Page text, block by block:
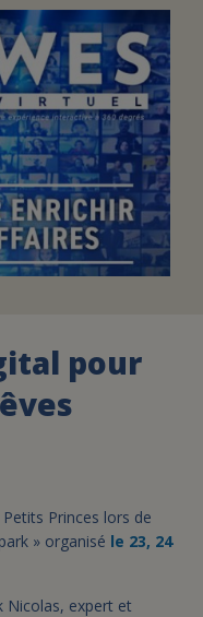
DEVENIR
UN PETIT PRINCE
pour
Princes lors de
» organisé le 23, 24
Nicolas, expert et